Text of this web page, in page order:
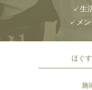
✓生
✓メン
ほぐ
施